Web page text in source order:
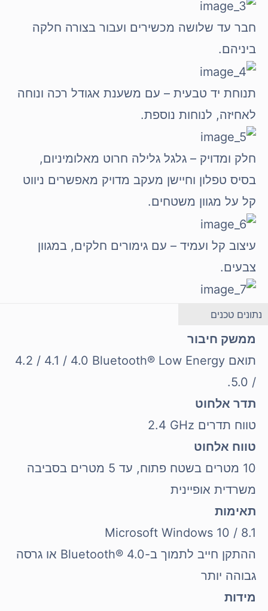
חבר עד שלושה מכשירים ועבור בצורה חלקה
ביניהם.
תנוחת יד טבעית – עם משענת אגודל רכה ונוחה
לאחיזה, לנוחות נוספת.
חלק ומדויק – גלגל גלילה חרוט מאלומיניום,
בסיס טפלון וחיישן מעקב מדויק מאפשרים ניווט
קל על מגוון משטחים.
עיצוב קל ועמיד – עם גימורים חלקים, במגוון
צבעים.
נתונים טכנים
ממשק חיבור
תואם Bluetooth® Low Energy‏ 4.0 / 4.1 / 4.2
/ 5.0.
תדר אלחוט
טווח תדרים 2.4‎ GHz
טווח אלחוט
10 מטרים בשטח פתוח, עד 5 מטרים בסביבה
משרדית אופיינית
תאימות
Microsoft Windows 10 / 8.1
ההתקן חייב לתמוך ב-Bluetooth® 4.0 או גרסה
גבוהה יותר
מידות